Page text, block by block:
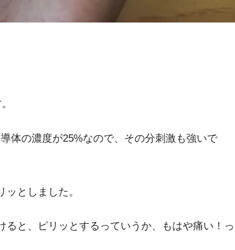
体の濃度が25%なので、その分刺激も強いで
としました。
と、 ピリッとするっていうか、もはや痛い！ っ